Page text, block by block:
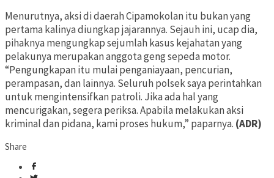
Menurutnya, aksi di daerah Cipamokolan itu bukan yang
pertama kalinya diungkap jajarannya. Sejauh ini, ucap dia,
pihaknya mengungkap sejumlah kasus kejahatan yang
pelakunya merupakan anggota geng sepeda motor.
“Pengungkapan itu mulai penganiayaan, pencurian,
perampasan, dan lainnya. Seluruh polsek saya perintahkan
untuk mengintensifkan patroli. Jika ada hal yang
mencurigakan, segera periksa. Apabila melakukan aksi
kriminal dan pidana, kami proses hukum,” paparnya. (ADR)
Share